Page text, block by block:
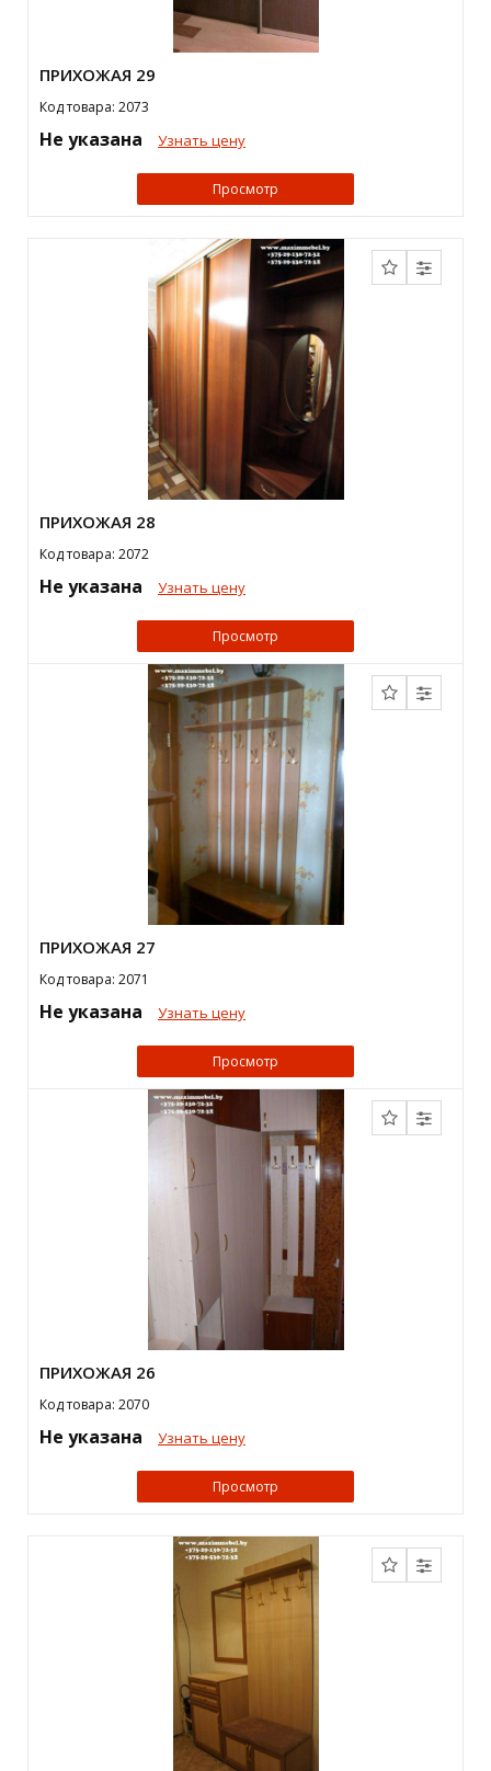
ПРИХОЖАЯ 29
Код товара: 2073
Не указана Узнать цену
Просмотр
ПРИХОЖАЯ 28
Код товара: 2072
Не указана Узнать цену
Просмотр
ПРИХОЖАЯ 27
Код товара: 2071
Не указана Узнать цену
Просмотр
ПРИХОЖАЯ 26
Код товара: 2070
Не указана Узнать цену
Просмотр